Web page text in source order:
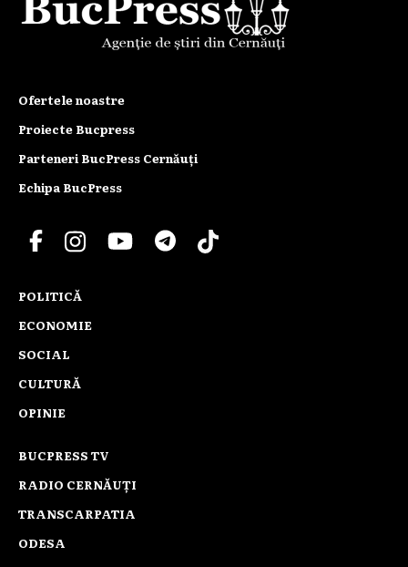
Ofertele noastre
Proiecte Bucpress
Parteneri BucPress Cernăuți
Echipa BucPress
POLITICĂ
ECONOMIE
SOCIAL
CULTURĂ
OPINIE
BUCPRESS TV
RADIO CERNĂUȚI
TRANSCARPATIA
ODESA